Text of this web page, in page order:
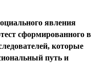
явления
сформированного в
которые
путь и